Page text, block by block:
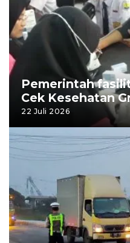
Pemerintah
Cek Kesehatan
22 Juli 2026